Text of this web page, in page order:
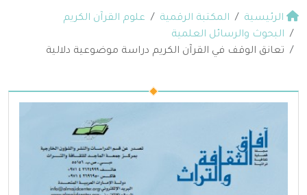
الرئيسية المكتبة الرقمية
علوم القرآن الكريم
البحوث والرسائل العلمية
تعانق الوقف في القرآن الكريم دراسة موضوعية دلالية